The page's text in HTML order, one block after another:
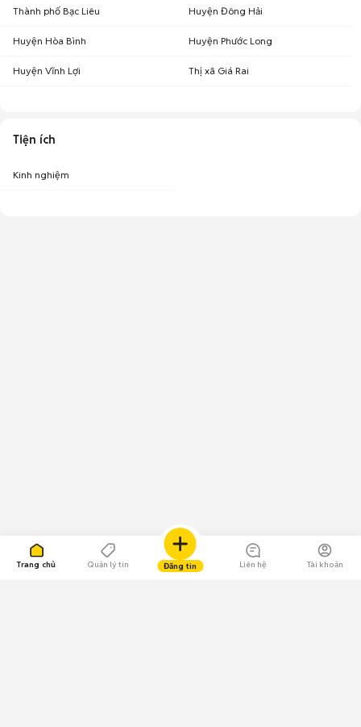
Trang chủ Quản lý tin Đăng tin Liên hệ Tài khoản
Thành phố Bạc Liêu Huyện Đông Hải
Huyện Hòa Bình Huyện Phước Long
Huyện Vĩnh Lợi Thị xã Giá Rai
Tiện ích
Kinh nghiệm